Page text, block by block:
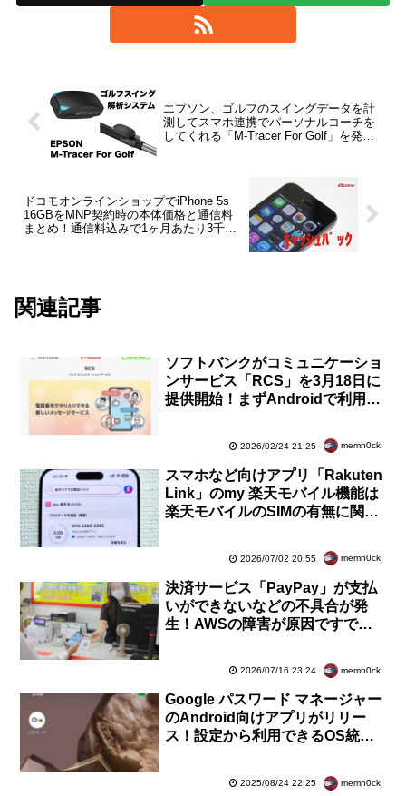
エプソン、ゴルフのスイングデータを計
測してスマホ連携でパーソナルコーチを
してくれる「M-Tracer For Golf」を発
ドコモオンラインショップでiPhone 5s
16GBをMNP契約時の本体価格と通信料
まとめ！通信料込みで1ヶ月あたり3千円
関連記事
ソフトバンクがコミュニケーショ
ンサービス「RCS」を3月18日に
提供開始！まずAndroidで利用で
2026/02/24 21:25 memn0ck
スマホなど向けアプリ「Rakuten
Link」のmy 楽天モバイル機能は
楽天モバイルのSIMの有無に関係
2026/07/02 20:55 memn0ck
決済サービス「PayPay」が支払
いができないなどの不具合が発
生！AWSの障害が原因ですでに
PASMOやd払いなどでも
2026/07/16 23:24 memn0ck
Google パスワード マネージャー
のAndroid向けアプリがリリー
ス！設定から利用できるOS統合
2025/08/24 22:25 memn0ck